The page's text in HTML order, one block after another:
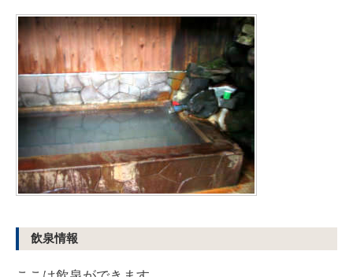
飲泉情報